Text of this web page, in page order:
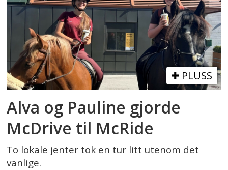
PLUSS
Alva og Pauline gjorde
McDrive til McRide
To lokale jenter tok en tur litt utenom det
vanlige.